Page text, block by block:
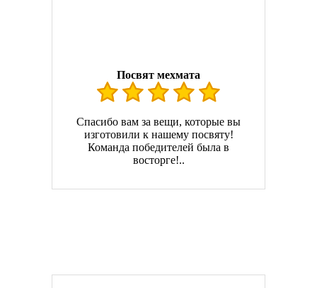
Посвят мехмата
Спасибо вам за вещи, которые вы
изготовили к нашему посвяту!
Команда победителей была в
восторге!..